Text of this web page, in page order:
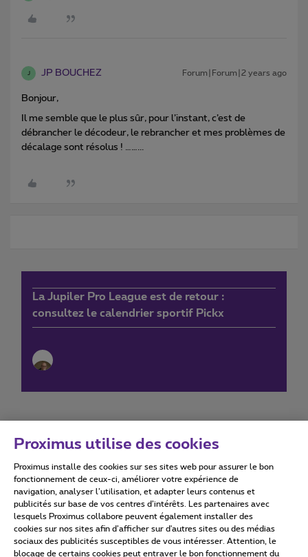
JP BOUCHEZ Forum|Forum|2 years ago
Bonjour,
Il me semble que le plus sûr, pour l’instant, c’est de
débrancher le décodeur, le rebrancher et mes problèmes de
décalage sont résolus ! ……...
La Jupiler Pro League est de retour :
consultez le calendrier sportif Pickx
Conditions d'utilisation Accessibility statement
Tous droits réservés. © 2026 Proximus
Proximus utilise des cookies
Proximus installe des cookies sur ses sites web pour assurer le bon
fonctionnement de ceux-ci, améliorer votre expérience de
navigation, analyser l’utilisation, et adapter leurs contenus et
publicités sur base de vos centres d’intérêts. Les partenaires avec
lesquels Proximus collabore peuvent également installer des
cookies sur nos sites afin d’afficher sur d'autres sites ou des médias
sociaux des publicités susceptibles de vous intéresser. Attention, le
blocage de certains cookies peut entraver le bon fonctionnement du